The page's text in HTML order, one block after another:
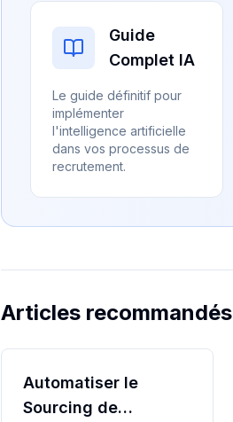
Guide
Complet IA
Le guide définitif pour
implémenter
l'intelligence artificielle
dans vos processus de
recrutement.
Articles recommandés
Automatiser le
Sourcing de